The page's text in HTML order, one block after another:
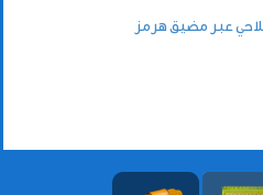
عبر مضيق هرمز